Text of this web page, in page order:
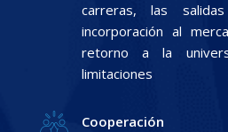
carreras, las
incorporación al
retorno a la
limitaciones
Cooperación